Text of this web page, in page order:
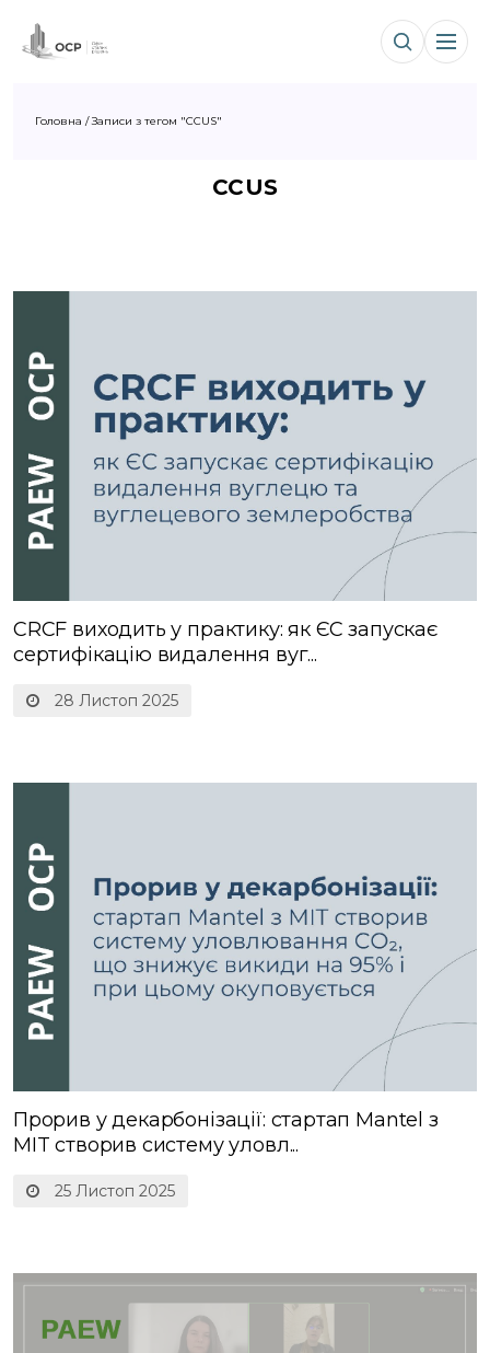
Головна /Записи з тегом "CCUS"
CCUS
28 Листоп 2025
CRCF виходить у практику: як ЄС запускає
сертифікацію видалення вуг...
25 Листоп 2025
Прорив у декарбонізації: стартап Mantel з
MIT створив систему уловл...